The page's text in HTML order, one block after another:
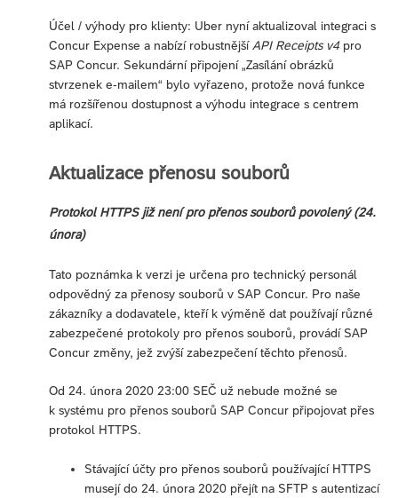
Účel / výhody pro klienty: Uber nyní aktualizoval integraci s
Concur Expense a nabízí robustnější API Receipts v4pro
SAP Concur. Sekundární připojení „Zasílání obrázků
stvrzenek e-mailem“ bylo vyřazeno, protože nová funkce
má rozšířenou dostupnost a výhodu integrace s centrem
aplikací.
Aktualizace přenosu souborů
Protokol HTTPS již není pro přenos souborů povolený (24.
února)
Tato poznámka k verzi je určena pro technický personál
odpovědný za přenosy souborů v SAP Concur. Pro naše
zákazníky a dodavatele, kteří k výměně dat používají různé
zabezpečené protokoly pro přenos souborů, provádí SAP
Concur změny, jež zvýší zabezpečení těchto přenosů.
Od 24. února 2020 23:00 SEČ už nebude možné se
k systému pro přenos souborů SAP Concur připojovat přes
protokol HTTPS.
Stávající účty pro přenos souborů používající HTTPS
musejí do 24. února 2020 přejít na SFTP s autentizací